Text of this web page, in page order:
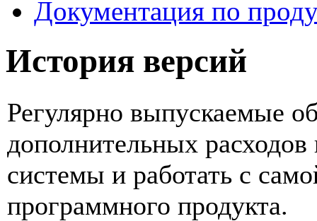
Документация по
История версий
Регулярно выпускаемые
дополнительных расходов
системы и работать с
программного продукта.